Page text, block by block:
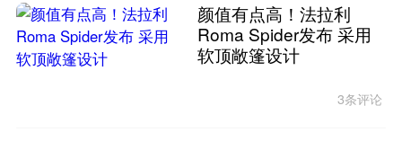
颜值有点高！法拉利
Roma Spider发布 采用
软顶敞篷设计
3条评论